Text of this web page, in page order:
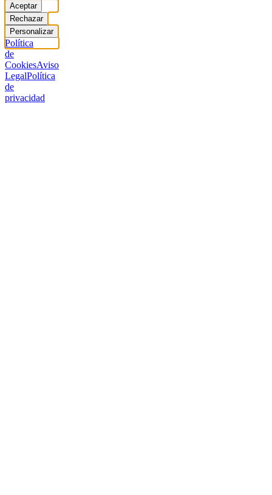
Aceptar
Rechazar
Personalizar
Política
de
CookiesAviso
LegalPolítica
de
privacidad